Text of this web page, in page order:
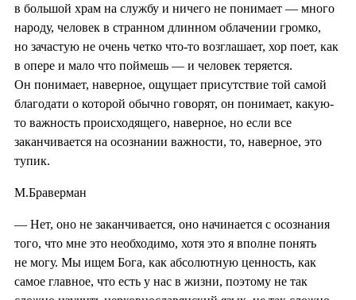
в большой храм на службу и ничего не понимает — много
народу, человек в странном длинном облачении громко,
но зачастую не очень четко что-то возглашает, хор поет, как
в опере и мало что поймешь — и человек теряется.
Он понимает, наверное, ощущает присутствие той самой
благодати о которой обычно говорят, он понимает, какую-
то важность происходящего, наверное, но если все
заканчивается на осознании важности, то, наверное, это
тупик.
М.Браверман
— Нет, оно не заканчивается, оно начинается с осознания
того, что мне это необходимо, хотя это я вполне понять
не могу. Мы ищем Бога, как абсолютную ценность, как
самое главное, что есть у нас в жизни, поэтому не так